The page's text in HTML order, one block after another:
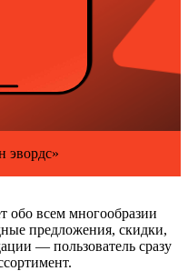
эвордс»
обо всем многообразии
предложения, скидки,
— пользователь сразу